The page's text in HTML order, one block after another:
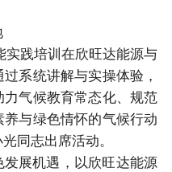
实践培训在欣旺达能源与
系统讲解与实操体验，
气候教育常态化、规范
与绿色情怀的气候行动
同志出席活动。
发展机遇，以欣旺达能源